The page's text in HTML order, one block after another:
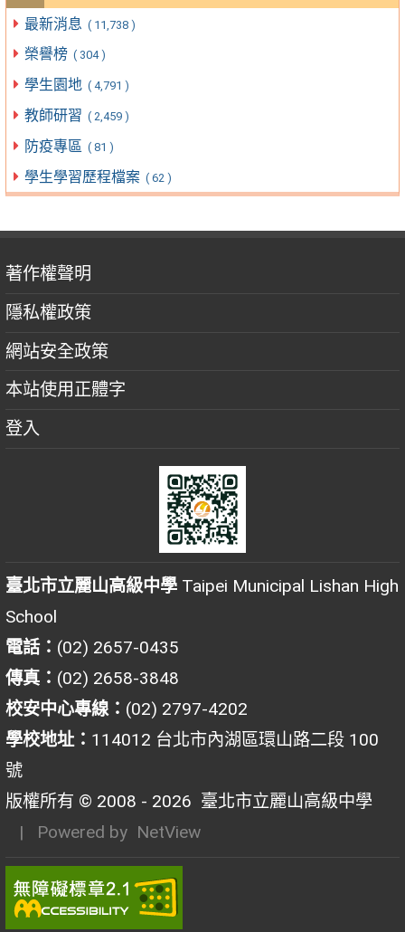
最新消息 ( 11,738 )
榮譽榜 ( 304 )
學生園地 ( 4,791 )
教師研習 ( 2,459 )
防疫專區 ( 81 )
學生學習歷程檔案 ( 62 )
著作權聲明
隱私權政策
網站安全政策
本站使用正體字
登入
臺北市立麗山高級中學 Taipei Municipal Lishan High
School
電話： (02) 2657-0435
傳真： (02) 2658-3848
校安中心專線： (02) 2797-4202
學校地址： 114012 台北市內湖區環山路二段 100
號
版權所有 © 2008 - 2026 臺北市立麗山高級中學
| Powered by NetView